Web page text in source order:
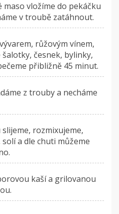
maso vložíme do pekáčku
v troubě zatáhnout.
růžovým vínem,
česnek, bylinky,
přibližně 45 minut.
z trouby a necháme
rozmixujeme,
a dle chuti můžeme
kaší a grilovanou